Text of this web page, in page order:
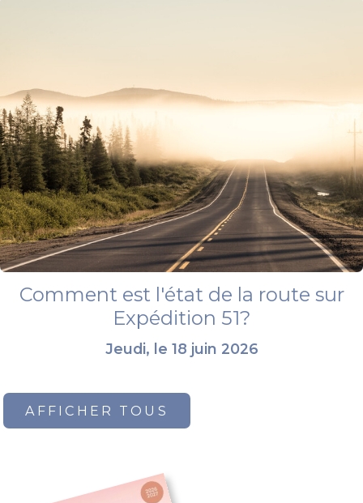
Comment est l'état de la route sur
Expédition 51?
Jeudi, le 18 juin 2026
AFFICHER TOUS